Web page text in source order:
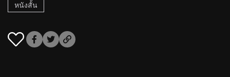
หนังสั้น